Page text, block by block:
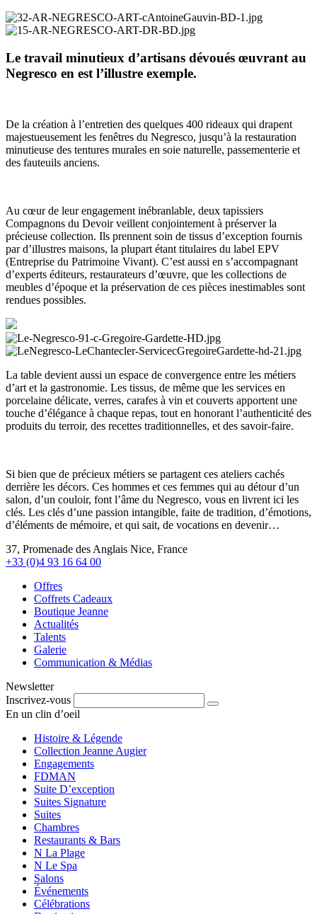
Le travail minutieux d’artisans dévoués œuvrant au
Negresco en est l’illustre exemple.
De la création à l’entretien des quelques 400 rideaux qui drapent
majestueusement les fenêtres du Negresco, jusqu’à la restauration
minutieuse des tentures murales en soie naturelle, passementerie et
des fauteuils anciens.
Au cœur de leur engagement inébranlable, deux tapissiers
Compagnons du Devoir veillent conjointement à préserver la
précieuse collection. Ils prennent soin de tissus d’exception fournis
par d’illustres maisons, la plupart étant titulaires du label EPV
(Entreprise du Patrimoine Vivant). C’est aussi en s’accompagnant
d’experts éditeurs, restaurateurs d’œuvre, que les collections de
meubles d’époque et la préservation de ces pièces inestimables sont
rendues possibles.
La table devient aussi un espace de convergence entre les métiers
d’art et la gastronomie. Les tissus, de même que les services en
porcelaine délicate, verres, carafes à vin et couverts apportent une
touche d’élégance à chaque repas, tout en honorant l’authenticité des
produits du terroir, des recettes traditionnelles, et des savoir-faire.
Si bien que de précieux métiers se partagent ces ateliers cachés
derrière les décors. Ces hommes et ces femmes qui au détour d’un
salon, d’un couloir, font l’âme du Negresco, vous en livrent ici les
clés. Les clés d’une passion intangible, faite de tradition, d’émotions,
d’éléments de mémoire, et qui sait, de vocations en devenir…
37, Promenade des Anglais Nice, France
+33 (0)4 93 16 64 00
Offres
Coffrets Cadeaux
Boutique Jeanne
Actualités
Talents
Galerie
Communication & Médias
Newsletter
Inscrivez-vous
En un clin d’oeil
Histoire & Légende
Collection Jeanne Augier
Engagements
FDMAN
Suite D’exception
Suites Signature
Suites
Chambres
Restaurants & Bars
N La Plage
N Le Spa
Salons
Événements
Célébrations